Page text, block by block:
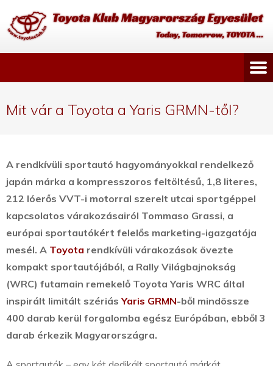
Mit vár a Toyota a Yaris GRMN-től?
A rendkívüli sportautó hagyományokkal rendelkező
japán márka a kompresszoros feltöltésű, 1,8 literes,
212 lóerős VVT-i motorral szerelt utcai sportgéppel
kapcsolatos várakozásairól Tommaso Grassi, a
európai sportautókért felelős marketing-igazgatója
mesél. A Toyota rendkívüli várakozások övezte
kompakt sportautójából, a Rally Világbajnokság
(WRC) futamain remekelő Toyota Yaris WRC által
inspirált limitált szériásYaris GRMN-ből mindössze
400 darab kerül forgalomba egész Európában, ebből 3
darab érkezik Magyarországra.